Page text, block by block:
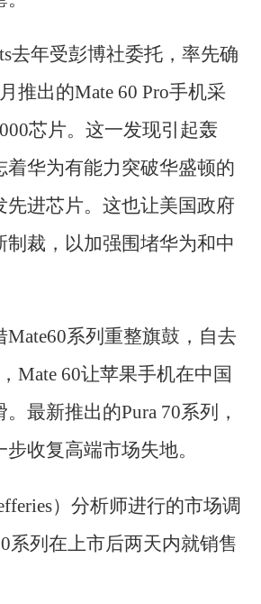
去年受彭博社委托，率先确
推出的Mate 60 Pro手机采
芯片。这一发现引起轰
着华为有能力突破华盛顿的
先进芯片。这也让美国政府
制裁，以加强围堵华为和中
Mate60系列重整旗鼓，自去
Mate 60让苹果手机在中国
最新推出的Pura 70系列，
收复高端市场失地。
）分析师进行的市场调
系列在上市后两天内就销售